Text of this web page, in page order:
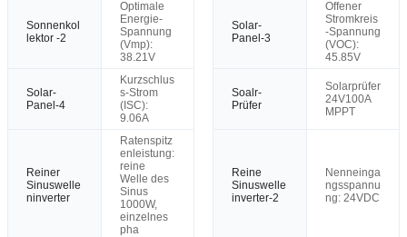
Sonnenkol
lektor -2
Optimale
Energie-
Spannung
(Vmp):
38.21V
Solar-
Panel-3
Offener
Stromkreis
-Spannung
(VOC):
45.85V
Solar-
Panel-4
Kurzschlus
s-Strom
(ISC):
9.06A
Soalr-
Prüfer
Solarprüfer
24V100A
MPPT
Reiner
Sinuswelle
ninverter
Ratenspitz
enleistung:
reine
Welle des
Sinus
1000W,
einzelnes
pha
Reine
Sinuswelle
inverter-2
Nenneinga
ngsspannu
ng: 24VDC